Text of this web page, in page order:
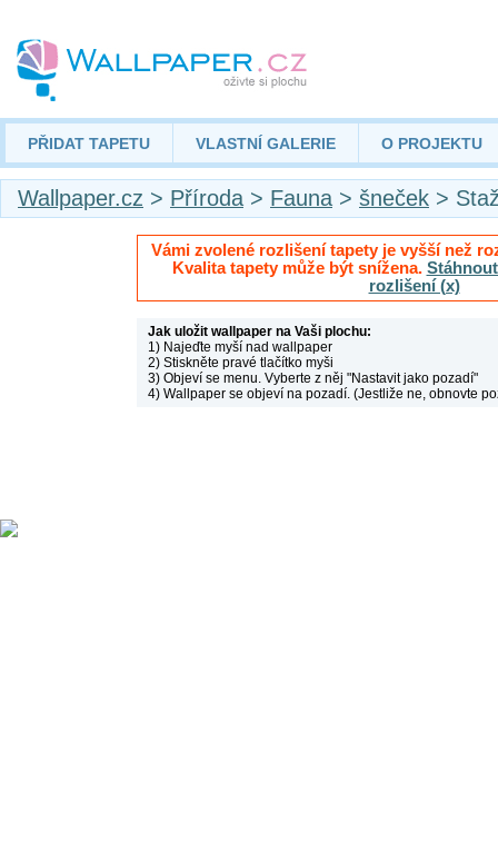
PŘIDAT TAPETU VLASTNÍ GALERIE O PROJEKTU
Wallpaper.cz > Příroda > Fauna > šneček >
Vámi zvolené rozlišení tapety je vyšší než
Kvalita tapety může být snížena.
rozlišení (x)
Jak uložit wallpaper na Vaši plochu:
1) Najeďte myší nad wallpaper
2) Stiskněte pravé tlačítko myši
3) Objeví se menu. Vyberte z něj "Nastavit jako pozadí"
4) Wallpaper se objeví na pozadí. (Jestliže ne, obnovte